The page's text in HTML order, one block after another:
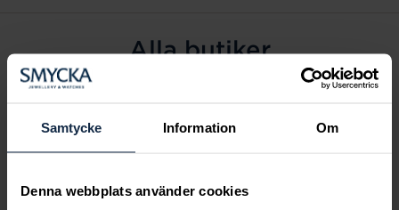
Samtycke Information Om
Denna webbplats använder cookies
Alla butiker
Alingsås
Arvidsjaur
Eksjö